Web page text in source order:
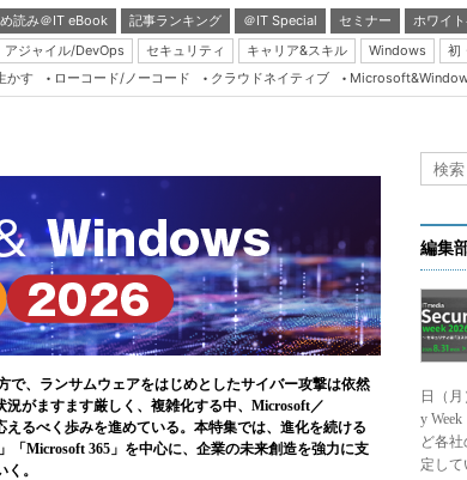
読み＠IT eBook 記事ランキング ＠IT Special セミナー
ホワイ
アジャイル/DevOps セキュリティ キャリア&スキル Windows
初
Server & Storage
Java Agile
Database Expert
Linux ＆ OSS
Master of IP Network
Security & Trust
Test & Tools
かす ローコード/ノーコード クラウドネイティブ
、ランサムウェアをはじめとしたサイバー攻撃は依然
がますます厳しく、複雑化する中、Microsoft／
るべく歩みを進めている。本特集では、進化を続ける
「Microsoft 365」を中心に、企業の未来創造を強力に支
。
編集
日（
y
ど各
定し